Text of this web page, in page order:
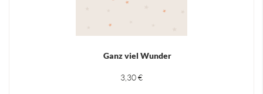
Ganz viel Wunder
3,30 €